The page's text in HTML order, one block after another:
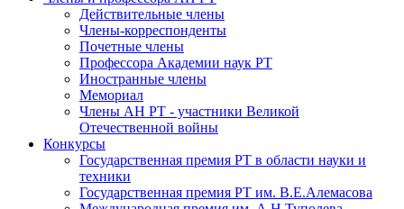
Действительные члены
Члены-корреспонденты
Почетные члены
Профессора Академии наук РТ
Иностранные члены
Мемориал
Члены АН РТ - участники Великой
Отечественной войны
Конкурсы
Государственная премия РТ в области науки и
техники
Государственная премия РТ им. В.Е.Алемасова